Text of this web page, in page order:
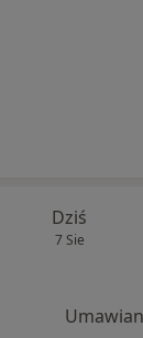
Dziś
7 Sie